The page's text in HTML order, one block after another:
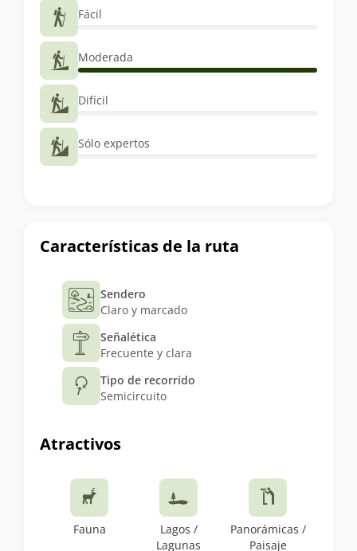
Características de la ruta
Sendero
Claro y marcado
Señalética
Frecuente y clara
Tipo de recorrido
Semicircuito
Atractivos
Fauna
Lagos /
Lagunas
Panorámicas /
Paisaje
Fácil
Moderada
Difícil
Sólo expertos